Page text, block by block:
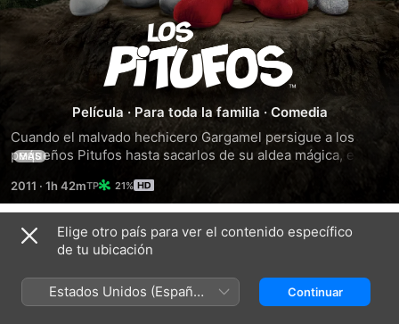
Los
Pitufos
Película · Para toda la familia · Comedia
Cuando el malvado hechicero Gargamel persigue a los
pequeños Pitufos hasta sacarlos de su aldea mágica, estos
llegan a nuestro mundo. De hecho, aparecen en medio de
Central Park. Con la altura de tres manzanas y atrapados en
La Gran Manzana, los Pitufos deben encontrar la forma de
regresar a su aldea antes de que Gargamel los encuentre.
MÁS
2011 · 1h 42m 21%
Tráilers
Elige otro país para ver el contenido específico
de tu ubicación
Estados Unidos (Español
México)
Continuar